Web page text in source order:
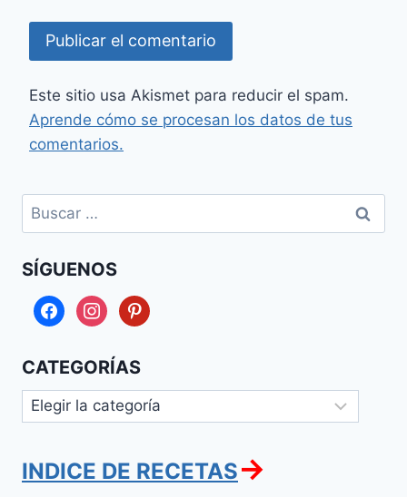
Este sitio usa Akismet para reducir el spam.
Aprende cómo se procesan los datos de tus
comentarios.
Buscar:
SÍGUENOS
facebookinstagrampinterest
CATEGORÍAS
Categorías
INDICE DE RECETAS→